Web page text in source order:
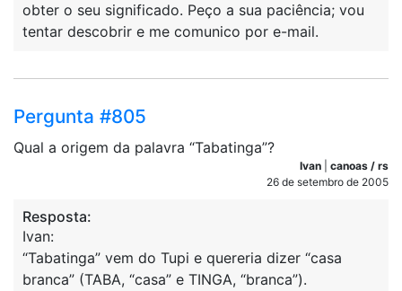
obter o seu significado. Peço a sua paciência; vou
tentar descobrir e me comunico por e-mail.
Pergunta #805
Qual a origem da palavra “Tabatinga”?
Ivan
canoas / rs
26 de setembro de 2005
Resposta:
Ivan:
“Tabatinga” vem do Tupi e quereria dizer “casa
branca” (TABA, “casa” e TINGA, “branca”).